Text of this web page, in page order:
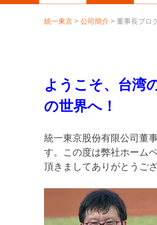
統一東京 > 公司簡介 > 董事長ブロ
ようこそ、台湾
の世界へ！
統一東京股份有限公司董
す。この度は弊社ホーム
頂きましてありがとうござ